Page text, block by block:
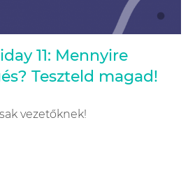
11: Mennyire
Teszteld magad!
vezetőknek!